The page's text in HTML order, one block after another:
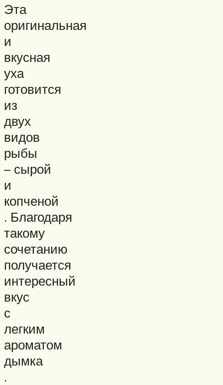
Эта
оригинальная
и
вкусная
уха
готовится
из
двух
видов
рыбы
– сырой
и
копченой
. Благодаря
такому
сочетанию
получается
интересный
вкус
с
легким
ароматом
дымка
.